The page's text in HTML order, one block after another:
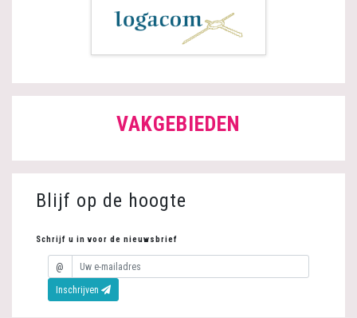
VAKGEBIEDEN
Blijf op de hoogte
Schrijf u in voor de nieuwsbrief
E-mailadres:
@
Inschrijven